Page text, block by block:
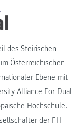
des Steirischen
Österreichischen
Ebene mit
Alliance For Dual
Hochschule.
der FH